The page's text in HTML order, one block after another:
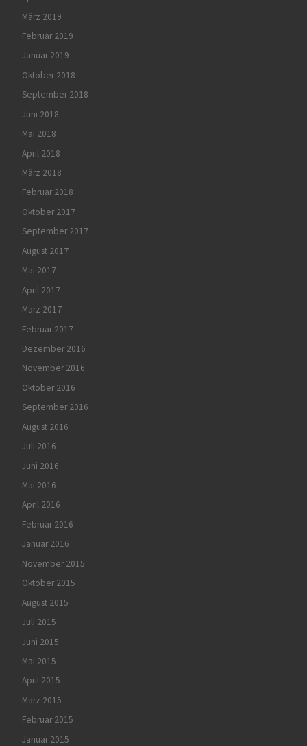
März 2019
Februar 2019
Januar 2019
Oktober 2018
September 2018
Juni 2018
Mai 2018
April 2018
März 2018
Februar 2018
Oktober 2017
September 2017
August 2017
Mai 2017
April 2017
März 2017
Februar 2017
Dezember 2016
November 2016
Oktober 2016
September 2016
August 2016
Juli 2016
Juni 2016
Mai 2016
April 2016
Februar 2016
Januar 2016
November 2015
Oktober 2015
August 2015
Juli 2015
Juni 2015
Mai 2015
April 2015
März 2015
Februar 2015
Januar 2015